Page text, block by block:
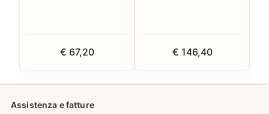
€ 67,20 € 146,40
Assistenza e fatture